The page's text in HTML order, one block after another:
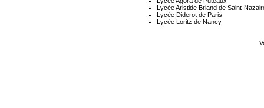
Lycée Aristide Briand de Saint-
Lycée Diderot de Paris
Lycée Loritz de Nancy